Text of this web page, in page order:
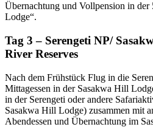
Übernachtung und Vollpension in der
Lodge“.
Tag 3 – Serengeti NP/
River Reserves
Nach dem Frühstück Flug in die
Mittagessen in der Sasakwa Hill
in der Serengeti oder andere
Sasakwa Hill Lodge) zusammen mit
Abendessen und Übernachtung im